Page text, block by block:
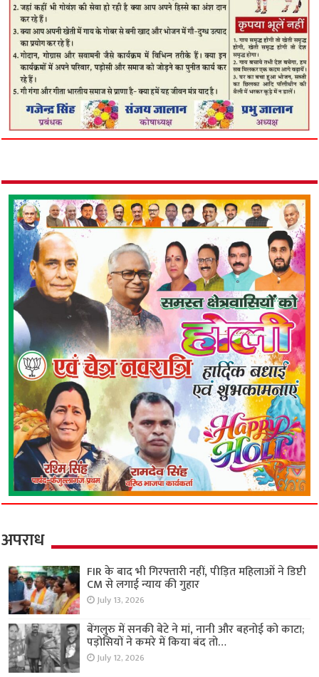
अपराध
FIR के बाद भी गिरफ्तारी नहीं, पीड़ित महिलाओं ने डिप्टी
CM से लगाई न्याय की गुहार
July 13, 2026
बेंगलुरु में सनकी बेटे ने मां, नानी और बहनोई को काटा;
पड़ोसियों ने कमरे में किया बंद तो…
July 12, 2026